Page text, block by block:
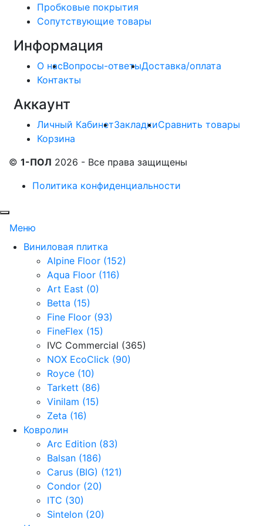
Пробковые покрытия
Сопутствующие товары
Информация
О насВопросы-ответыДоставка/оплата
Контакты
Аккаунт
Личный КабинетЗакладкиСравнить товары
Корзина
© 1-ПОЛ 2026 - Все права защищены
Политика конфиденциальности
Меню
Виниловая плитка
Alpine Floor (152)
Aqua Floor (116)
Art East (0)
Betta (15)
Fine Floor (93)
FineFlex (15)
IVC Commercial (365)
NOX EcoClick (90)
Royce (10)
Tarkett (86)
Vinilam (15)
Zeta (16)
Ковролин
Arc Edition (83)
Balsan (186)
Carus (BIG) (121)
Condor (20)
ITC (30)
Sintelon (20)